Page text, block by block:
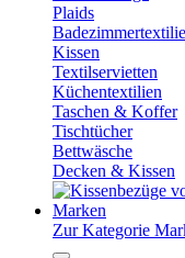
Plaids
Kissen
Textilservietten
Küchentextilien
Taschen & Koffer
Tischtücher
Bettwäsche
Decken & Kissen
Marken
Zur Kategorie